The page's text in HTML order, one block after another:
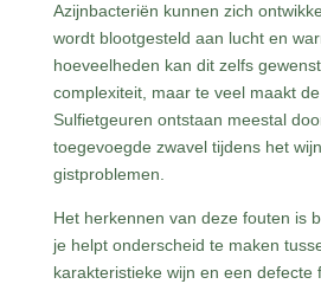
Azijnbacteriën kunnen zich
wordt blootgesteld aan lucht en
hoeveelheden kan dit zelfs
complexiteit, maar te veel maakt
Sulfietgeuren ontstaan meestal
toegevoegde zwavel tijdens het
gistproblemen.
Het herkennen van deze fouten is
je helpt onderscheid te maken
karakteristieke wijn en een defecte